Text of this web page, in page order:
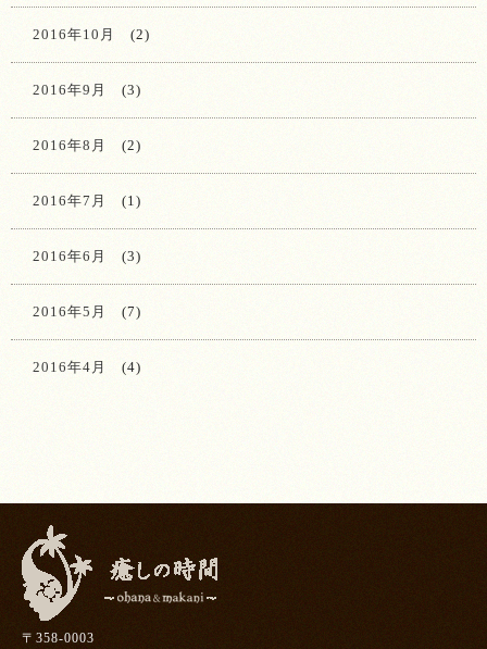
2016年10月 (2)
2016年9月 (3)
2016年8月 (2)
2016年7月 (1)
2016年6月 (3)
2016年5月 (7)
2016年4月 (4)
〒358-0003